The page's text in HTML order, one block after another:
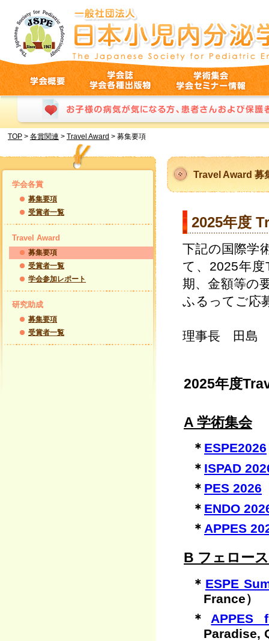
学会概要 学会誌・学会各種出版物 学術集会・学会セミナー情報
お子様の病気が気になる方、患者さんおよび保護者の方へ
TOP > 各賞関連 > Travel Award > 募集要項
学会各賞
募集要項
受賞者一覧
Travel Award
募集要項
受賞者一覧
学会参加レポート
研究助成
募集要項
受賞者一覧
Travel Award 募
2025年度
下記の国際学
て、2025年
期、金額等の
ふるってご応
理事長 田島
2025年度
A 学術集会
＊ ESPE2026
＊ ISPAD
＊ PES 2026
＊ ENDO
＊ APPES
B フェロー
＊ ESPE
France）
＊ APPES
Paradise,